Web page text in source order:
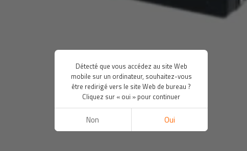
Détecté que vous accédez au site Web
mobile sur un ordinateur, souhaitez-vous
être redirigé vers le site Web de bureau ?
Cliquez sur « oui » pour continuer
Non Oui